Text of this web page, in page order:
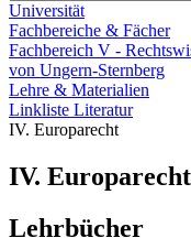
Universität
Fachbereiche & Fächer
Fachbereich V -
von Ungern-Sternberg
Lehre & Materialien
Linkliste Literatur
IV. Europarecht
IV. Europarecht
Lehrbücher